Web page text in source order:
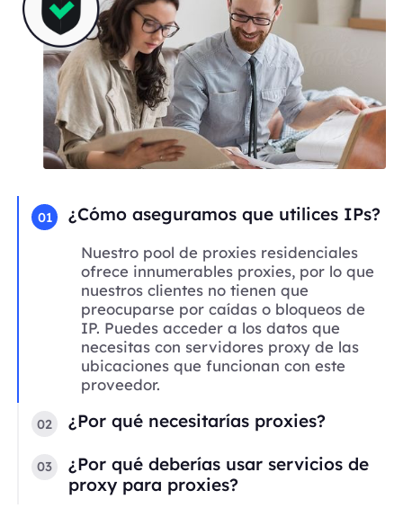
01 ¿Cómo aseguramos que utilices IPs?
Nuestro pool de proxies residenciales
ofrece innumerables proxies, por lo que
nuestros clientes no tienen que
preocuparse por caídas o bloqueos de
IP. Puedes acceder a los datos que
necesitas con servidores proxy de las
ubicaciones que funcionan con este
proveedor.
02 ¿Por qué necesitarías proxies?
03
¿Por qué deberías usar servicios de
proxy para proxies?